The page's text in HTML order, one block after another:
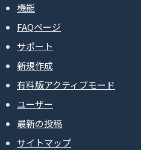
機能
FAQページ
サポート
新規作成
有料版アクティブモード
ユーザー
最新の投稿
サイトマップ